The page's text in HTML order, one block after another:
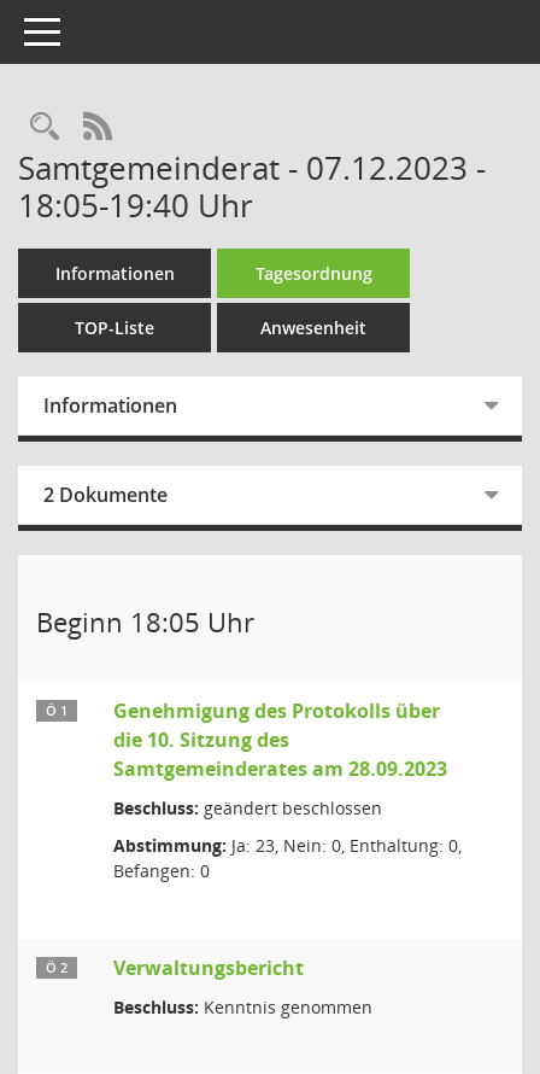
Toggle navigation
Rechercheauswahl
RSS-Feed
Samtgemeinderat - 07.12.2023 -
18:05-19:40 Uhr
Informationen Tagesordnung
TOP-Liste Anwesenheit
Informationen
2 Dokumente
Beginn 18:05 Uhr
Ö 1
Genehmigung des Protokolls über
die 10. Sitzung des
Samtgemeinderates am 28.09.2023
Beschluss: geändert beschlossen
Abstimmung: Ja: 23, Nein: 0, Enthaltung: 0,
Befangen: 0
Ö 2 Verwaltungsbericht
Beschluss: Kenntnis genommen